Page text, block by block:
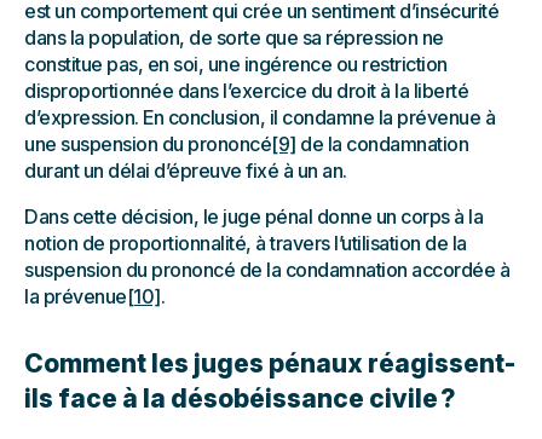
est un comportement qui crée un sentiment d’insécurité
dans la population, de sorte que sa répression ne
constitue pas, en soi, une ingérence ou restriction
disproportionnée dans l’exercice du droit à la liberté
d’expression. En conclusion, il condamne la prévenue à
une suspension du prononcé[9] de la condamnation
durant un délai d’épreuve fixé à un an.
Dans cette décision, le juge pénal donne un corps à la
notion de proportionnalité, à travers l’utilisation de la
suspension du prononcé de la condamnation accordée à
la prévenue[10].
Comment les juges pénaux réagissent-
ils face à la désobéissance civile ?